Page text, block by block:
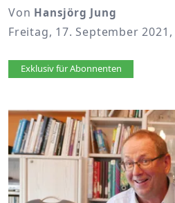
Von Hansjörg Jung
Freitag, 17. September
Artikel vorlesen
Exklusiv für Abonnenten